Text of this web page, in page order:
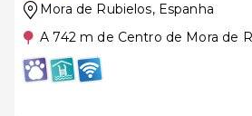
Mora de Rubielos, Espanha
A 742 m de Centro de Mora de